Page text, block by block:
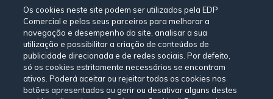
Apoio ao Cliente
Origem da energia
Livro de Reclamações
Consulte a nossaPolítica de privacidade, Política de cookies
Termos e CondiçõeseDeclaração de Acessibilidade.
Os cookies neste site podem ser utilizados pela EDP
Comercial e pelos seus parceiros para melhorar a
navegação e desempenho do site, analisar a sua
utilização e possibilitar a criação de conteúdos de
publicidade direcionada e de redes sociais. Por defeito,
só os cookies estritamente necessários se encontram
ativos. Poderá aceitar ou rejeitar todos os cookies nos
botões apresentados ou gerir ou desativar alguns destes